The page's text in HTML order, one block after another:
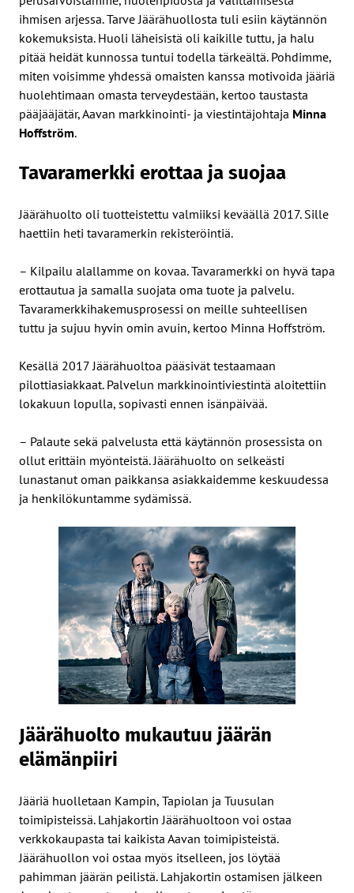
ihmisen arjessa. Tarve Jäärähuollosta tuli esiin käytännön
kokemuksista. Huoli läheisistä oli kaikille tuttu, ja halu
pitää heidät kunnossa tuntui todella tärkeältä. Pohdimme,
miten voisimme yhdessä omaisten kanssa motivoida jääriä
huolehtimaan omasta terveydestään, kertoo taustasta
pääjääjätär, Aavan markkinointi- ja viestintäjohtaja Minna
Hoffström.
Tavaramerkki erottaa ja suojaa
Jäärähuolto oli tuotteistettu valmiiksi keväällä 2017. Sille
haettiin heti tavaramerkin rekisteröintiä.
– Kilpailu alallamme on kovaa. Tavaramerkki on hyvä tapa
erottautua ja samalla suojata oma tuote ja palvelu.
Tavaramerkkihakemusprosessi on meille suhteellisen
tuttu ja sujuu hyvin omin avuin, kertoo Minna Hoffström.
Kesällä 2017 Jäärähuoltoa pääsivät testaamaan
pilottiasiakkaat. Palvelun markkinointiviestintä aloitettiin
lokakuun lopulla, sopivasti ennen isänpäivää.
– Palaute sekä palvelusta että käytännön prosessista on
ollut erittäin myönteistä. Jäärähuolto on selkeästi
lunastanut oman paikkansa asiakkaidemme keskuudessa
ja henkilökuntamme sydämissä.
Jäärähuolto mukautuu jäärän
elämänpiiri
Jääriä huolletaan Kampin, Tapiolan ja Tuusulan
toimipisteissä. Lahjakortin Jäärähuoltoon voi ostaa
verkkokaupasta tai kaikista Aavan toimipisteistä.
Jäärähuollon voi ostaa myös itselleen, jos löytää
pahimman jäärän peilistä. Lahjakortin ostamisen jälkeen